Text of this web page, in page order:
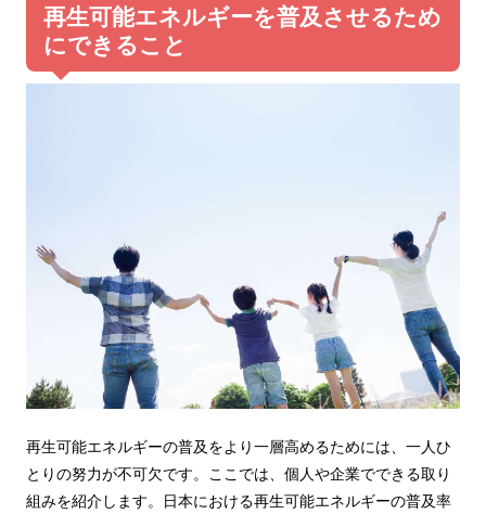
再生可能エネルギーを普及させるため
にできること
再生可能エネルギーの普及をより一層高めるためには、一人ひ
とりの努力が不可欠です。ここでは、個人や企業でできる取り
組みを紹介します。日本における再生可能エネルギーの普及率